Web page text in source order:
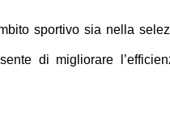
sportivo sia nella
di migliorare